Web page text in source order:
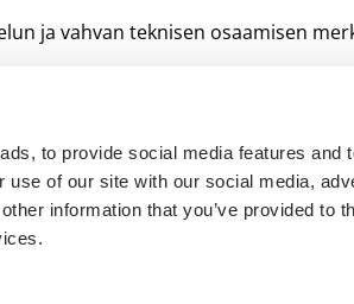
to provide social media features and
of our site with our social media,
information that you’ve provided to
ja vahvan teknisen osaamisen
takana pitkään myös käyttöönoton
maalämpöhankkeiden